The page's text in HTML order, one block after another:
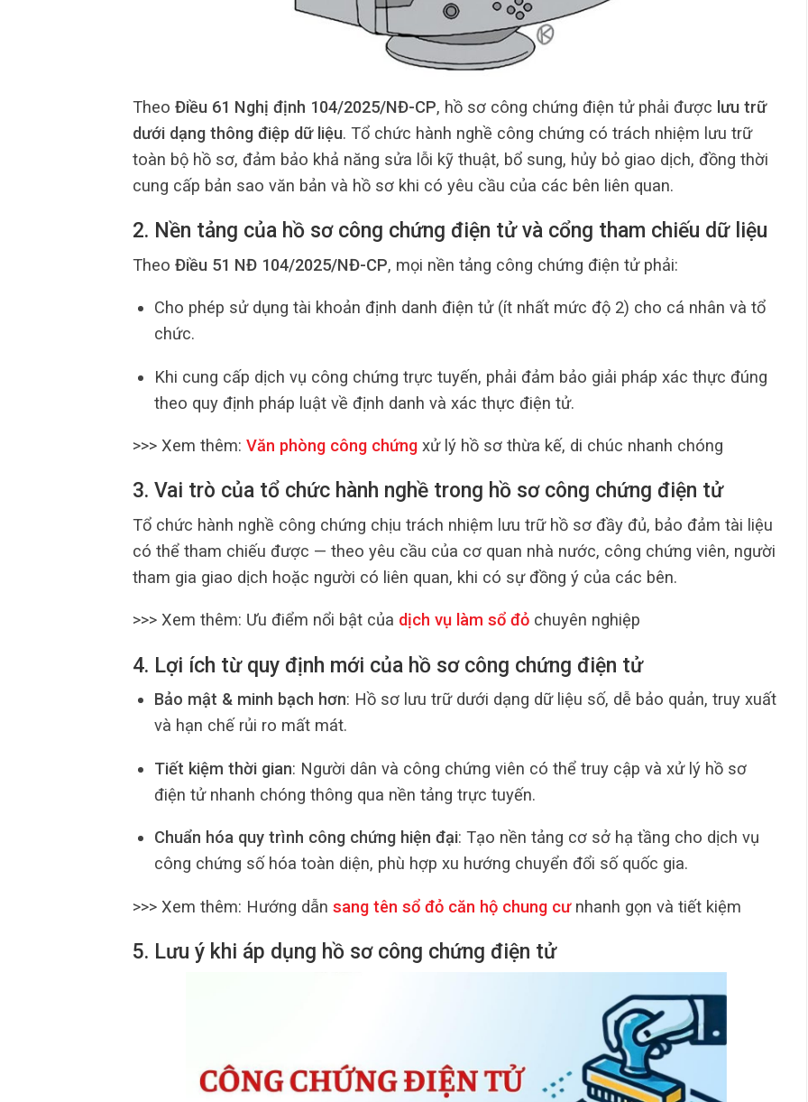
Theo Điều 61 Nghị định 104/2025/NĐ-CP, hồ sơ công chứng điện tử phải được lưu trữ
dưới dạng thông điệp dữ liệu. Tổ chức hành nghề công chứng có trách nhiệm lưu trữ
toàn bộ hồ sơ, đảm bảo khả năng sửa lỗi kỹ thuật, bổ sung, hủy bỏ giao dịch, đồng thời
cung cấp bản sao văn bản và hồ sơ khi có yêu cầu của các bên liên quan.
2. Nền tảng của hồ sơ công chứng điện tử và cổng tham chiếu dữ liệu
Theo Điều 51 NĐ 104/2025/NĐ-CP, mọi nền tảng công chứng điện tử phải:
Cho phép sử dụng tài khoản định danh điện tử (ít nhất mức độ 2) cho cá nhân và tổ
chức.
Khi cung cấp dịch vụ công chứng trực tuyến, phải đảm bảo giải pháp xác thực đúng
theo quy định pháp luật về định danh và xác thực điện tử.
>>> Xem thêm: Văn phòng công chứng xử lý hồ sơ thừa kế, di chúc nhanh chóng
3. Vai trò của tổ chức hành nghề trong hồ sơ công chứng điện tử
Tổ chức hành nghề công chứng chịu trách nhiệm lưu trữ hồ sơ đầy đủ, bảo đảm tài liệu
có thể tham chiếu được — theo yêu cầu của cơ quan nhà nước, công chứng viên, người
tham gia giao dịch hoặc người có liên quan, khi có sự đồng ý của các bên.
>>> Xem thêm: Ưu điểm nổi bật của dịch vụ làm sổ đỏ chuyên nghiệp
4. Lợi ích từ quy định mới của hồ sơ công chứng điện tử
Bảo mật & minh bạch hơn: Hồ sơ lưu trữ dưới dạng dữ liệu số, dễ bảo quản, truy xuất
và hạn chế rủi ro mất mát.
Tiết kiệm thời gian: Người dân và công chứng viên có thể truy cập và xử lý hồ sơ
điện tử nhanh chóng thông qua nền tảng trực tuyến.
Chuẩn hóa quy trình công chứng hiện đại: Tạo nền tảng cơ sở hạ tầng cho dịch vụ
công chứng số hóa toàn diện, phù hợp xu hướng chuyển đổi số quốc gia.
>>> Xem thêm: Hướng dẫn sang tên sổ đỏ căn hộ chung cưnhanh gọn và tiết kiệm
5. Lưu ý khi áp dụng hồ sơ công chứng điện tử